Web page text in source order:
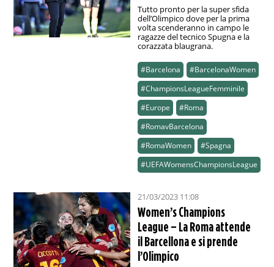
Tutto pronto per la super sfida
dell’Olimpico dove per la prima
volta scenderanno in campo le
ragazze del tecnico Spugna e la
corazzata blaugrana.
#Barcelona
#BarcelonaWomen
#ChampionsLeagueFemminile
#Europe
#Roma
#RomavBarcelona
#RomaWomen
#Spagna
#UEFAWomensChampionsLeague
21/03/2023 11:08
Women’s Champions
League – La Roma attende
il Barcellona e si prende
l’Olimpico